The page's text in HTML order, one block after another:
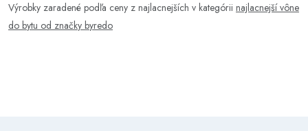
Výrobky zaradené podľa ceny z najlacnejších v kategórii najlacnejší vône
do bytu od značky byredo